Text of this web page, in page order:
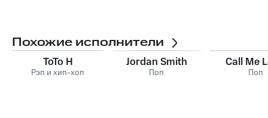
Похожие исполнители
ToTo H
Рэп и хип-хоп
Jordan Smith
Поп
Call Me
Поп